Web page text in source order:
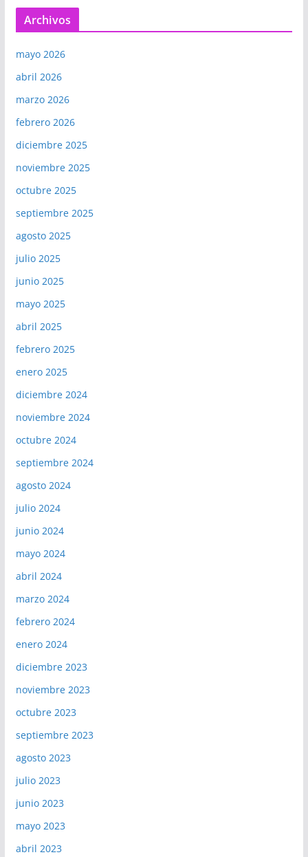
Archivos
mayo 2026
abril 2026
marzo 2026
febrero 2026
diciembre 2025
noviembre 2025
octubre 2025
septiembre 2025
agosto 2025
julio 2025
junio 2025
mayo 2025
abril 2025
febrero 2025
enero 2025
diciembre 2024
noviembre 2024
octubre 2024
septiembre 2024
agosto 2024
julio 2024
junio 2024
mayo 2024
abril 2024
marzo 2024
febrero 2024
enero 2024
diciembre 2023
noviembre 2023
octubre 2023
septiembre 2023
agosto 2023
julio 2023
junio 2023
mayo 2023
abril 2023